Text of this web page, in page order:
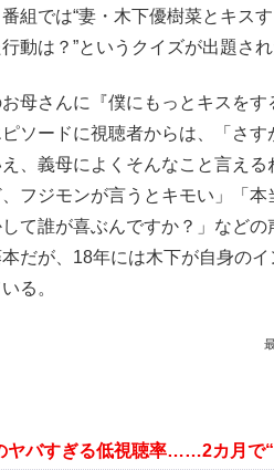
組では“妻・木下優樹菜とキス
動は？”というクイズが出題され
母さんに『僕にもっとキスをす
ソードに視聴者からは、「さ
、義母によくそんなこと言える
フジモンが言うとキモい」「本
て誰が喜ぶんですか？」などの
だが、18年には木下が自身の
る。